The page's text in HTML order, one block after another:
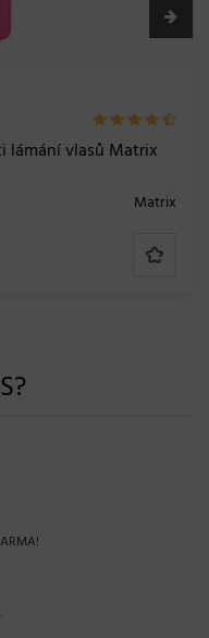
421,-
Skladem 11
.